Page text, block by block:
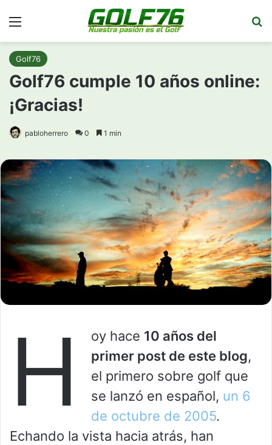
Golf76
Golf76 cumple 10 años online:
¡Gracias!
pabloherrero 0 1 min
H oy hace 10 años del
primer post de este blog,
el primero sobre golf que
se lanzó en español, un 6
de octubre de 2005.
Echando la vista hacia atrás, han